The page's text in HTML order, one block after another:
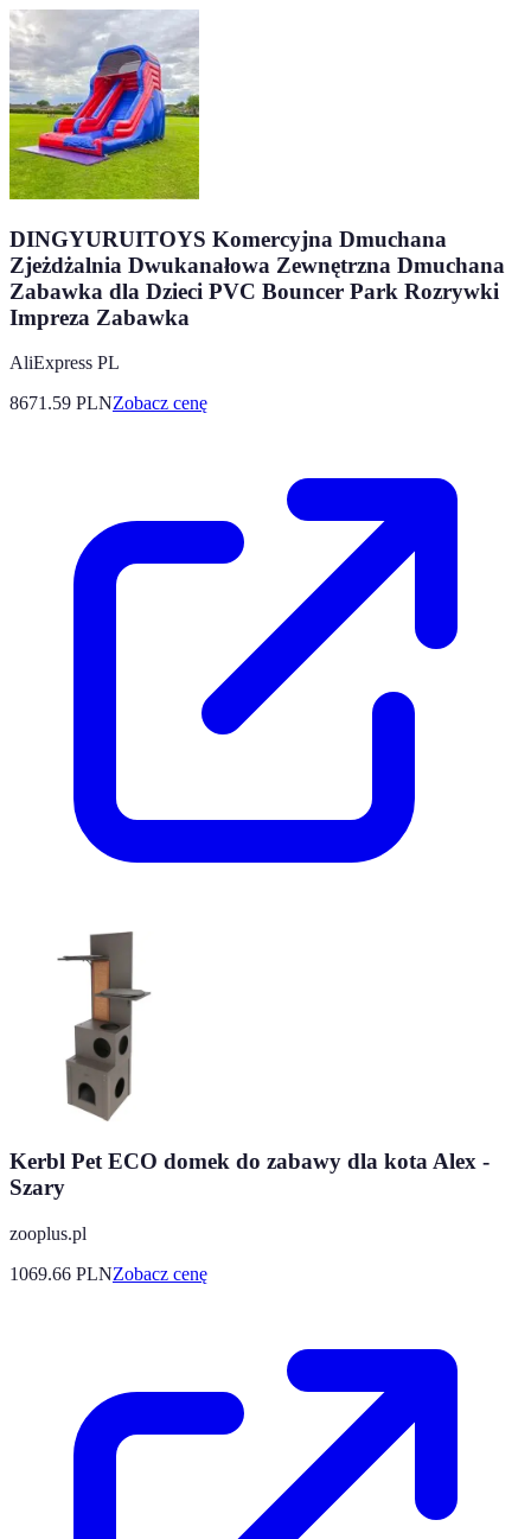
DINGYURUITOYS Komercyjna Dmuchana
Zjeżdżalnia Dwukanałowa Zewnętrzna Dmuchana
Zabawka dla Dzieci PVC Bouncer Park Rozrywki
Impreza Zabawka
AliExpress PL
8671.59 PLNZobacz cenę
Kerbl Pet ECO domek do zabawy dla kota Alex -
Szary
zooplus.pl
1069.66 PLNZobacz cenę